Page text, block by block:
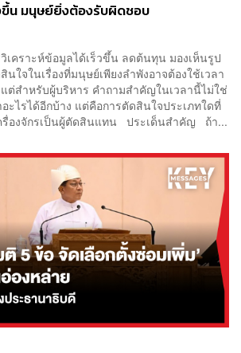
ขึ้น มนุษย์ยิ่งต้องรับผิดชอบ
เคราะห์ข้อมูลได้เร็วขึ้น ลดต้นทุน มองเห็นรูป
ใจในเรื่องที่มนุษย์เพียงลำพังอาจต้องใช้เวลา
ต่สำหรับผู้บริหาร คำถามสำคัญในเวลานี้ไม่ใช่
อะไรได้อีกบ้าง แต่คือการตัดสินใจประเภทใดที่
รื่องจักรเป็นผู้ตัดสินแทน ประเด็นสำคัญ ถ้า...